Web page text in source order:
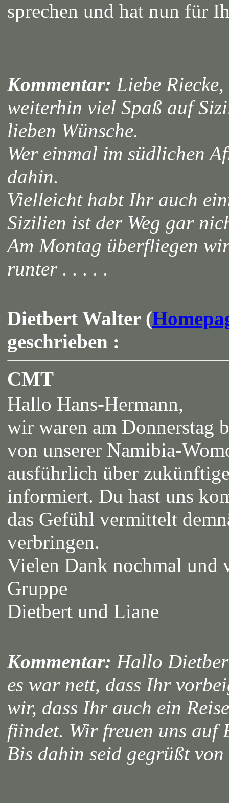
sprechen und hat nun für
Kommentar: Liebe
weiterhin viel Spaß auf
lieben Wünsche.
Wer einmal im südlichen
dahin.
Vielleicht habt Ihr auch
Sizilien ist der Weg gar
Am Montag überfliegen
runter . . . . .
Dietbert Walter (
geschrieben :
CMT
Hallo Hans-Hermann,
wir waren am Donnerstag
von unserer Namibia-
ausführlich über
informiert. Du hast uns
das Gefühl vermittelt
verbringen.
Vielen Dank nochmal und
Gruppe
Dietbert und Liane
Kommentar: Hallo
es war nett, dass Ihr
wir, dass Ihr auch ein
fiindet. Wir freuen uns auf
Bis dahin seid gegrüßt